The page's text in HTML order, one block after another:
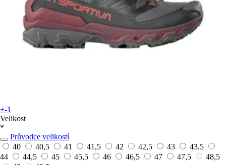
+-1
Velikost
*
Průvodce velikostí
40
40,5 41 41,5 42 42,5 43
43,5
44
44,5 45 45,5 46 46,5 47 47,5
48,5